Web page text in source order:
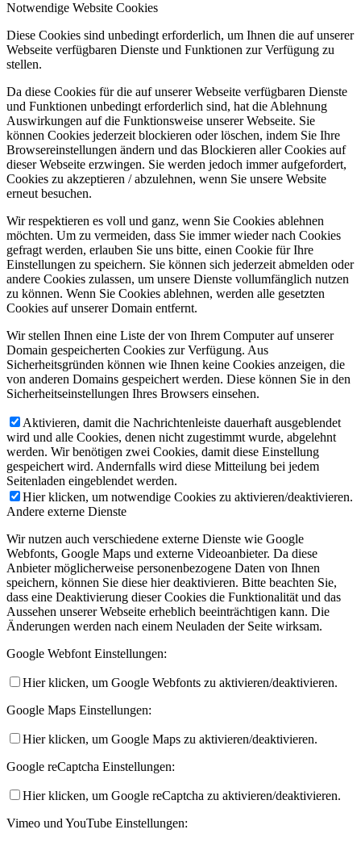
Notwendige Website Cookies
Diese Cookies sind unbedingt erforderlich, um Ihnen die auf unserer
Webseite verfügbaren Dienste und Funktionen zur Verfügung zu
stellen.
Da diese Cookies für die auf unserer Webseite verfügbaren Dienste
und Funktionen unbedingt erforderlich sind, hat die Ablehnung
Auswirkungen auf die Funktionsweise unserer Webseite. Sie
können Cookies jederzeit blockieren oder löschen, indem Sie Ihre
Browsereinstellungen ändern und das Blockieren aller Cookies auf
dieser Webseite erzwingen. Sie werden jedoch immer aufgefordert,
Cookies zu akzeptieren / abzulehnen, wenn Sie unsere Website
erneut besuchen.
Wir respektieren es voll und ganz, wenn Sie Cookies ablehnen
möchten. Um zu vermeiden, dass Sie immer wieder nach Cookies
gefragt werden, erlauben Sie uns bitte, einen Cookie für Ihre
Einstellungen zu speichern. Sie können sich jederzeit abmelden oder
andere Cookies zulassen, um unsere Dienste vollumfänglich nutzen
zu können. Wenn Sie Cookies ablehnen, werden alle gesetzten
Cookies auf unserer Domain entfernt.
Wir stellen Ihnen eine Liste der von Ihrem Computer auf unserer
Domain gespeicherten Cookies zur Verfügung. Aus
Sicherheitsgründen können wie Ihnen keine Cookies anzeigen, die
von anderen Domains gespeichert werden. Diese können Sie in den
Sicherheitseinstellungen Ihres Browsers einsehen.
Aktivieren, damit die Nachrichtenleiste dauerhaft ausgeblendet
wird und alle Cookies, denen nicht zugestimmt wurde, abgelehnt
werden. Wir benötigen zwei Cookies, damit diese Einstellung
gespeichert wird. Andernfalls wird diese Mitteilung bei jedem
Seitenladen eingeblendet werden.
Hier klicken, um notwendige Cookies zu aktivieren/deaktivieren.
Andere externe Dienste
Wir nutzen auch verschiedene externe Dienste wie Google
Webfonts, Google Maps und externe Videoanbieter. Da diese
Anbieter möglicherweise personenbezogene Daten von Ihnen
speichern, können Sie diese hier deaktivieren. Bitte beachten Sie,
dass eine Deaktivierung dieser Cookies die Funktionalität und das
Aussehen unserer Webseite erheblich beeinträchtigen kann. Die
Änderungen werden nach einem Neuladen der Seite wirksam.
Google Webfont Einstellungen:
Hier klicken, um Google Webfonts zu aktivieren/deaktivieren.
Google Maps Einstellungen:
Hier klicken, um Google Maps zu aktivieren/deaktivieren.
Google reCaptcha Einstellungen:
Hier klicken, um Google reCaptcha zu aktivieren/deaktivieren.
Vimeo und YouTube Einstellungen: